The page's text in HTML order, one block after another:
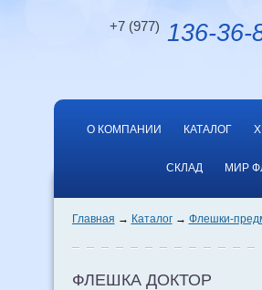
+7 (977) 136-36-
О КОМПАНИИ КАТАЛОГ
СКЛАД МИР
Главная Каталог Флешки-
ФЛЕШКА ДОКТОР